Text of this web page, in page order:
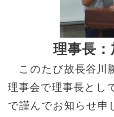
理事長
このたび故長谷川
理事会で理事長とし
で謹んでお知らせ申